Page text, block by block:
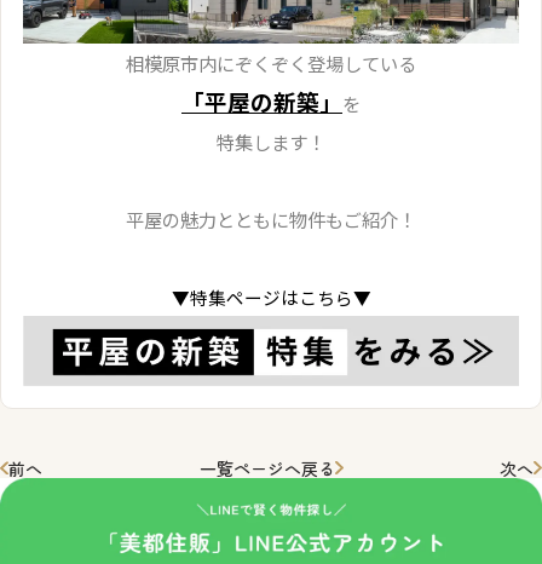
相模原市内にぞくぞく登場している
「平屋の新築」 を
特集します！
平屋の魅力とともに物件もご紹介！
▼特集ページはこちら▼
前へ 一覧ページへ戻る 次へ